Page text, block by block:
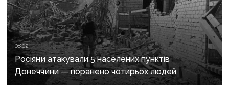
08:02
Росіяни атакували 5 населених пунктів
Донеччини — поранено чотирьох людей